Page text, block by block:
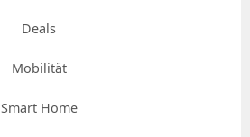
Deals
Mobilität
Smart Home